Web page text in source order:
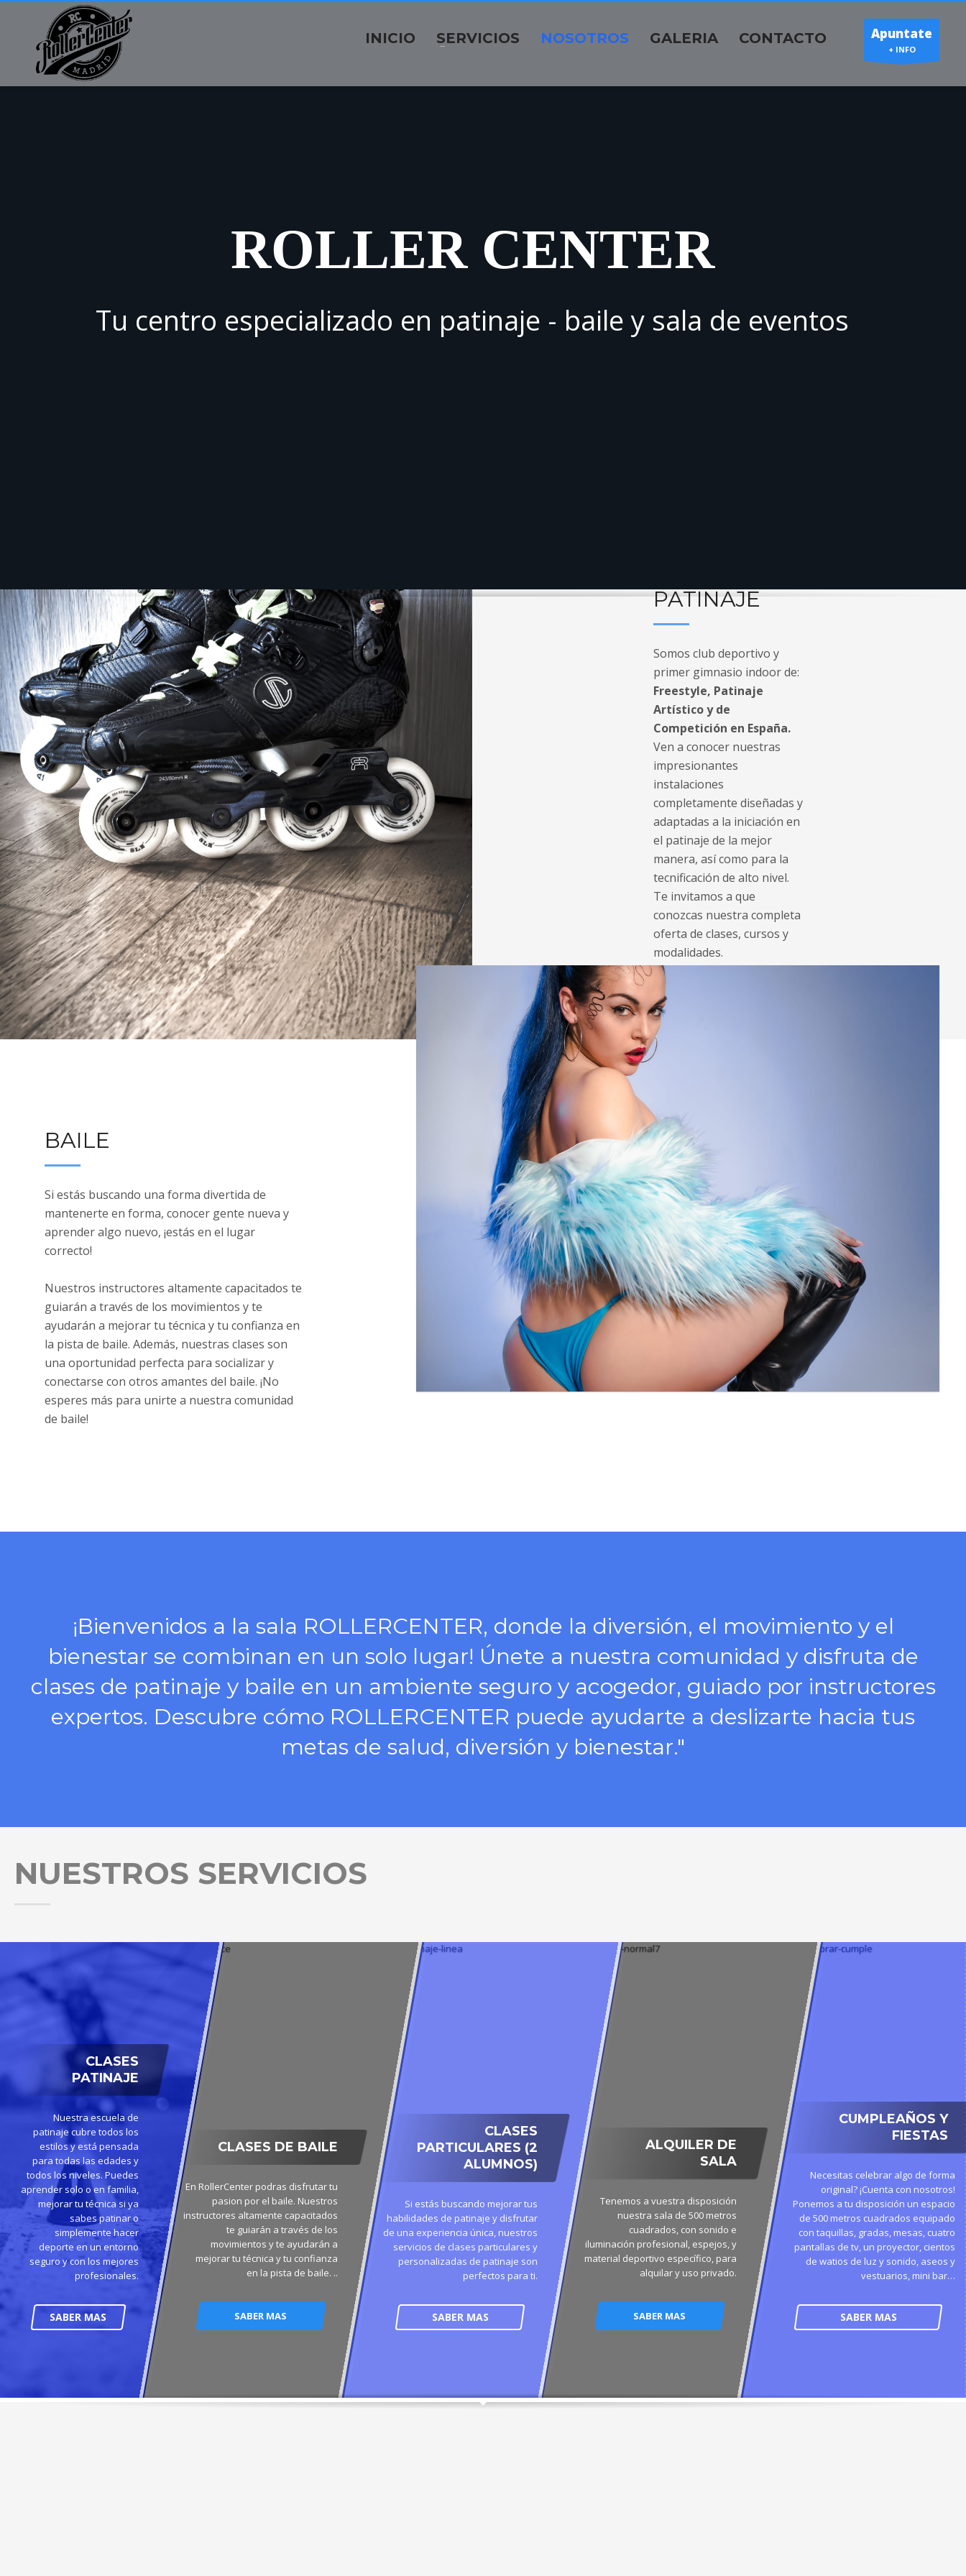
INICIO SERVICIOS NOSOTROS GALERIA CONTACTO Apuntate
+ INFO
ROLLER CENTER
Tu centro especializado en patinaje - baile y sala de eventos
PATINAJE
Somos club deportivo y
primer gimnasio indoor de:
Freestyle, Patinaje
Artístico y de
Competición en España.
Ven a conocer nuestras
impresionantes
instalaciones
completamente diseñadas y
adaptadas a la iniciación en
el patinaje de la mejor
manera, así como para la
tecnificación de alto nivel.
Te invitamos a que
conozcas nuestra completa
oferta de clases, cursos y
modalidades.
BAILE
Si estás buscando una forma divertida de
mantenerte en forma, conocer gente nueva y
aprender algo nuevo, ¡estás en el lugar
correcto!
Nuestros instructores altamente capacitados te
guiarán a través de los movimientos y te
ayudarán a mejorar tu técnica y tu confianza en
la pista de baile. Además, nuestras clases son
una oportunidad perfecta para socializar y
conectarse con otros amantes del baile. ¡No
esperes más para unirte a nuestra comunidad
de baile!
¡Bienvenidos a la sala ROLLERCENTER, donde la diversión, el movimiento y el
bienestar se combinan en un solo lugar! Únete a nuestra comunidad y disfruta de
clases de patinaje y baile en un ambiente seguro y acogedor, guiado por instructores
expertos. Descubre cómo ROLLERCENTER puede ayudarte a deslizarte hacia tus
metas de salud, diversión y bienestar."
NUESTROS SERVICIOS
CLASES
PATINAJE
Nuestra escuela de
patinaje cubre todos los
estilos y está pensada
para todas las edades y
todos los niveles. Puedes
aprender solo o en familia,
mejorar tu técnica si ya
sabes patinar o
simplemente hacer
deporte en un entorno
seguro y con los mejores
profesionales.
SABER MAS
CLASES DE BAILE
En RollerCenter podras disfrutar tu
pasion por el baile. Nuestros
instructores altamente capacitados
te guiarán a través de los
movimientos y te ayudarán a
mejorar tu técnica y tu confianza
en la pista de baile. ..
SABER MAS
CLASES
PARTICULARES (2
ALUMNOS)
Si estás buscando mejorar tus
habilidades de patinaje y disfrutar
de una experiencia única, nuestros
servicios de clases particulares y
personalizadas de patinaje son
perfectos para ti.
SABER MAS
ALQUILER DE
SALA
Tenemos a vuestra disposición
nuestra sala de 500 metros
cuadrados, con sonido e
iluminación profesional, espejos, y
material deportivo específico, para
alquilar y uso privado.
SABER MAS
CUMPLEAÑOS Y
FIESTAS
Necesitas celebrar algo de forma
original? ¡Cuenta con nosotros!
Ponemos a tu disposición un espacio
de 500 metros cuadrados equipado
con taquillas, gradas, mesas, cuatro
pantallas de tv, un proyector, cientos
de watios de luz y sonido, aseos y
vestuarios, mini bar…
SABER MAS